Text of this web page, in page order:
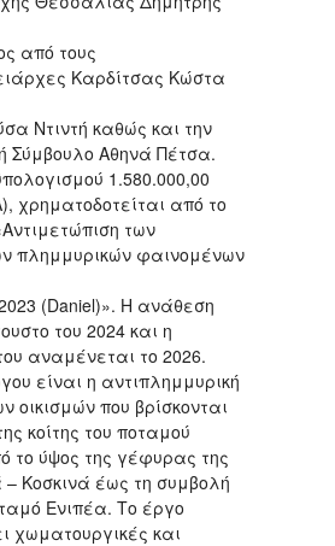
από τους
Καρδίτσας Κώστα
Ντιντή καθώς και την
Σύμβουλο Αθηνά Πέτσα.
1.580.000,00
χρηματοδοτείται από το
των
πλημμυρικών φαινομένων
(Daniel)». Η ανάθεση
του 2024 και η
αναμένεται το 2026.
είναι η αντιπλημμυρική
οικισμών που βρίσκονται
κοίτης του ποταμού
το ύψος της γέφυρας της
Κοσκινά έως τη συμβολή
Ενιπέα. Το έργο
χωματουργικές και